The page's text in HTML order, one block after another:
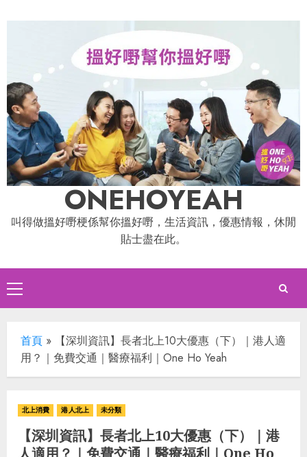
to
ONEHOYEAH
叫得做搵好嘢梗係幫你搵好嘢，生活資訊，優惠情報，休閒
貼士盡在此。
Primary
Menu
首頁 »
【深圳資訊】長者北上10大優惠（下）｜港人適
用？｜免費交通｜醫療福利｜One Ho Yeah
北上消費 港人北上 未分類
【深圳資訊】長者北上10大優惠（下）｜港
人適用？｜免費交通｜醫療福利｜One Ho